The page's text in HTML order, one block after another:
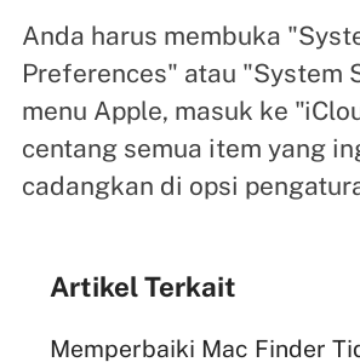
Anda harus membuka
Preferences" atau "System
menu Apple, masuk ke
centang semua item yang
cadangkan di opsi
Artikel Terkait
Memperbaiki Mac Finder